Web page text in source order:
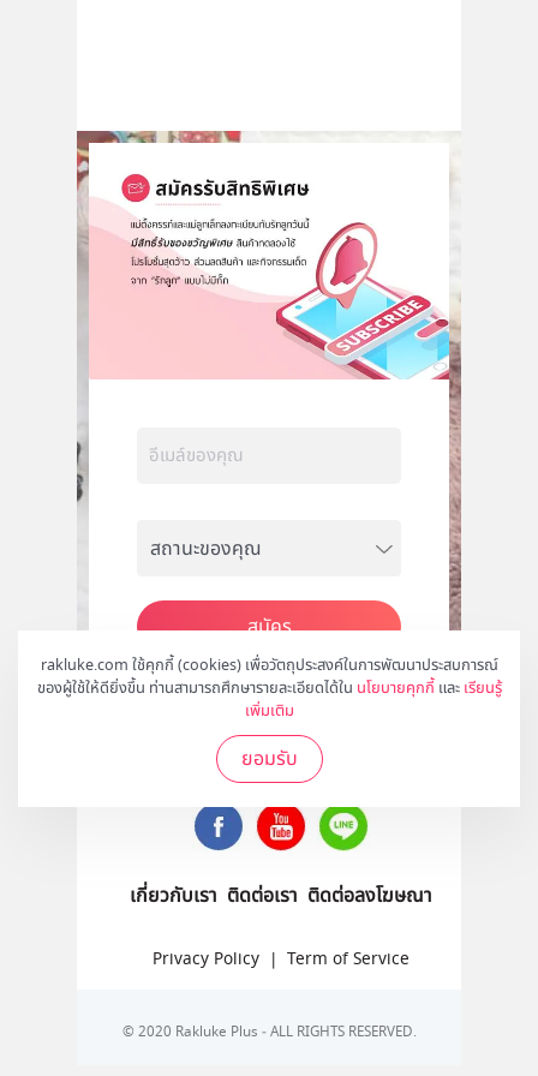
rakluke.com ใช้คุกกี้ (cookies) เพื่อวัตถุประสงค์ในการพัฒนาประสบการณ์
ของผู้ใช้ให้ดียิ่งขึ้น ท่านสามารถศึกษารายละเอียดได้ใน นโยบายคุกกี้ และ เรียนรู้
เพิ่มเติม
ยอมรับ
สมัคร
ติดตามเราได้ที่
เกี่ยวกับเรา ติดต่อเรา ติดต่อลงโฆษณา
Privacy Policy | Term of Service
© 2020 Rakluke Plus - ALL RIGHTS RESERVED.